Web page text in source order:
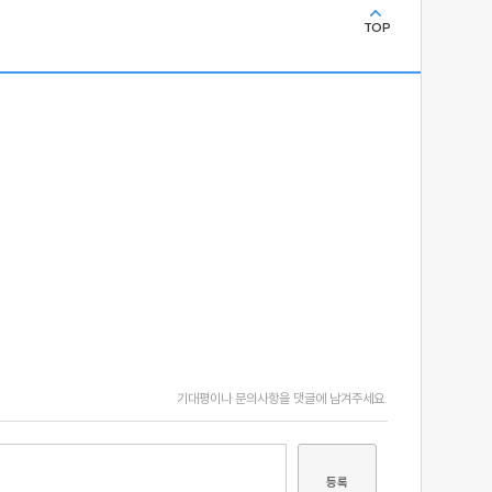
TOP
기대평이나 문의사항을 댓글에 남겨주세요.